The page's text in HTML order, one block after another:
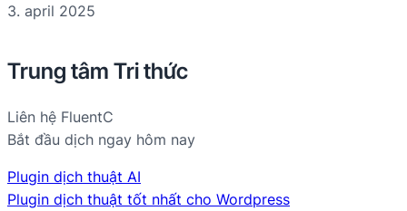
3. april 2025
Trung tâm Tri thức
Liên hệ FluentC
Bắt đầu dịch ngay hôm nay
Plugin dịch thuật AI
Plugin dịch thuật tốt nhất cho Wordpress